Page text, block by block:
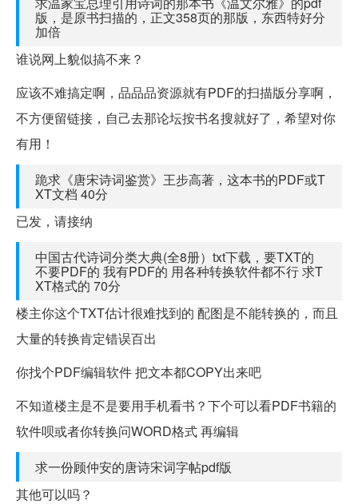
版，是原书扫描的，正文358页的那版，东西特好分
加倍
谁说网上貌似搞不来？
应该不难搞定啊，品品品资源就有PDF的扫描版分享啊，
不方便留链接，自己去那论坛按书名搜就好了，希望对你
有用！
跪求《唐宋诗词鉴赏》王步高著，这本书的PDF或T
XT文档 40分
已发，请接纳
中国古代诗词分类大典(全8册）txt下载，要TXT的
不要PDF的 我有PDF的 用各种转换软件都不行 求T
XT格式的 70分
楼主你这个TXT估计很难找到的 配图是不能转换的，而且
大量的转换肯定错误百出
你找个PDF编辑软件 把文本都COPY出来吧
不知道楼主是不是要用手机看书？下个可以看PDF书籍的
软件呗或者你转换问WORD格式 再编辑
求一份顾仲安的唐诗宋词字帖pdf版
其他可以吗？